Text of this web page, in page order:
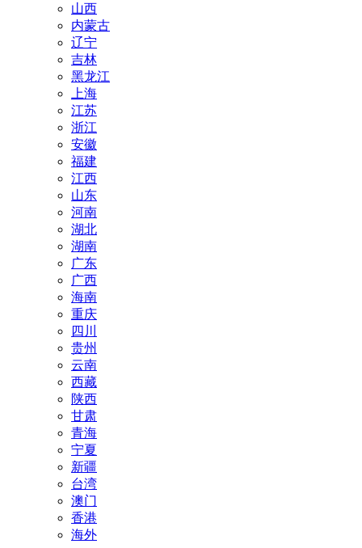
山西
内蒙古
辽宁
吉林
黑龙江
上海
江苏
浙江
安徽
福建
江西
山东
河南
湖北
湖南
广东
广西
海南
重庆
四川
贵州
云南
西藏
陕西
甘肃
青海
宁夏
新疆
台湾
澳门
香港
海外